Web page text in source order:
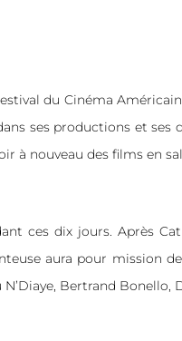
du Cinéma
ses productions et
à nouveau des films en
ces dix jours. Après
aura pour mission
Bertrand